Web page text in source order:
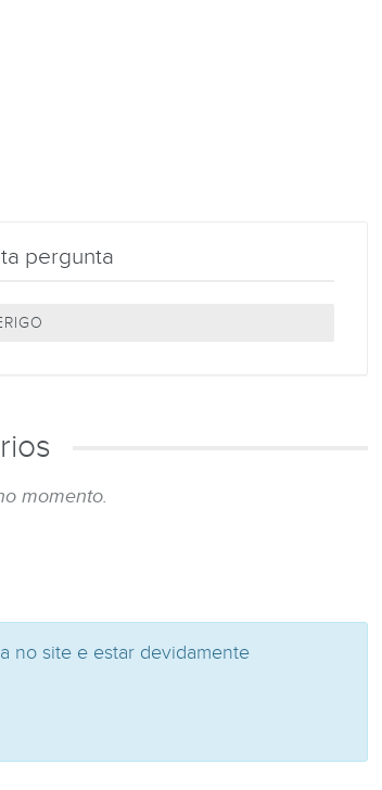
pergunta
momento.
no site e estar devidamente